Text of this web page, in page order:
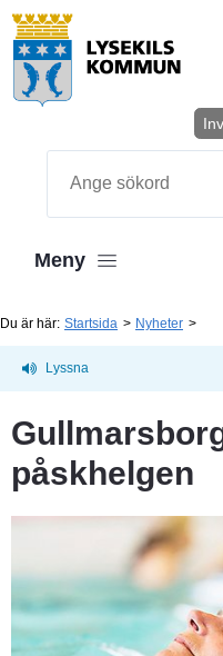
Meny
Du är här: Startsida Nyheter
Lyssna
påskhelgen